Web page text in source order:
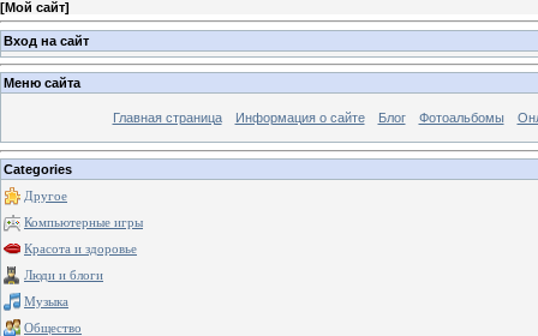
[Мой сайт]
Вход на сайт
Меню сайта
Главная страница Информация о сайте Блог Фотоальбомы
Categories
Другое
Компьютерные игры
Красота и здоровье
Люди и блоги
Музыка
Общество